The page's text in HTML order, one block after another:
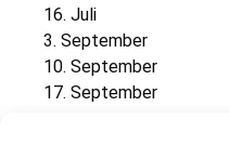
16. Juli
3. September
10. September
17. September